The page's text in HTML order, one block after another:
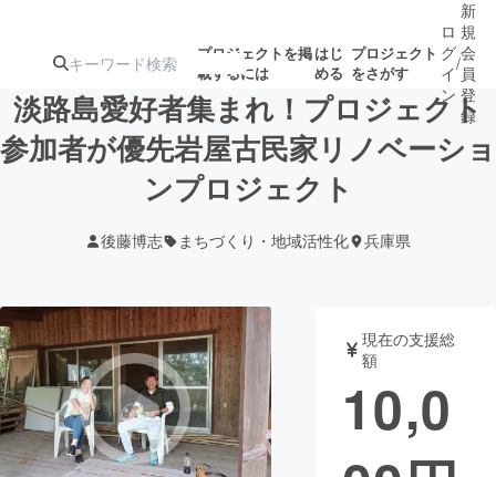
プロジェクトを掲
載するには
はじ
める
プロジェクト
をさがす
注目のリ 注目の新着プロ 募集終了が近いプ
テクノロジー・ガジェット
映像・映画 書籍・雑誌
ロ
グ
イ
ン
/
新
規
会
員
登
録
淡路島愛好者集まれ！プロジェクト
参加者が優先岩屋古民家リノベーショ
ンプロジェクト
後藤博志 まちづくり・地域活性化 兵庫県
現在の支援総
額
10,0